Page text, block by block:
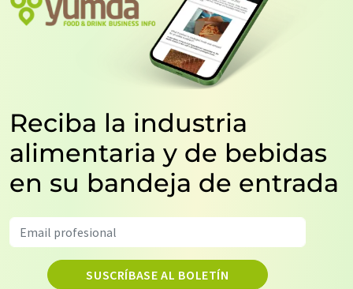
Reciba la industria
alimentaria y de bebidas
en su bandeja de entrada
SUSCRÍBASE AL BOLETÍN